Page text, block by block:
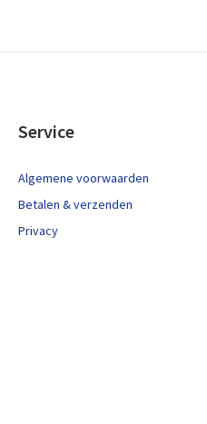
Service
Algemene voorwaarden
Betalen & verzenden
Privacy